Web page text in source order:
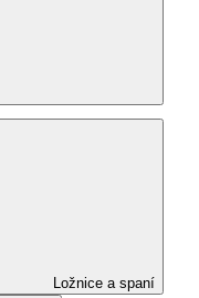
Ložnice a spaní